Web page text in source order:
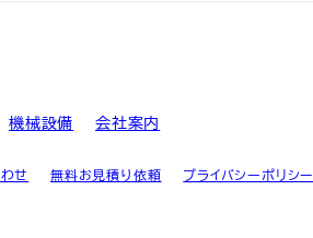
機械設備 会社案内
せ 無料お見積り依頼 プライバシーポリシー